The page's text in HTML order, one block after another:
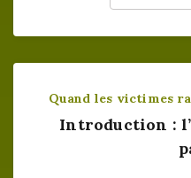
Quand les victimes
Introduction :